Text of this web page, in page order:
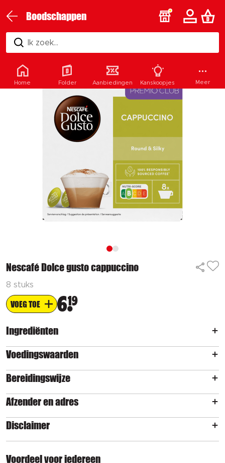
Boodschappen
Ik zoek...
Nescafé Dolce gusto cappuccino
8 stuks
VOEG TOE 619
Ingrediënten
Voedingswaarden
Bereidingswijze
Afzender en adres
Disclaimer
Voordeel voor iedereen
Home Folder Aanbiedingen Kanskoopjes Meer